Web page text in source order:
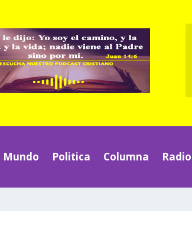
Mundo Politica Columna Radio